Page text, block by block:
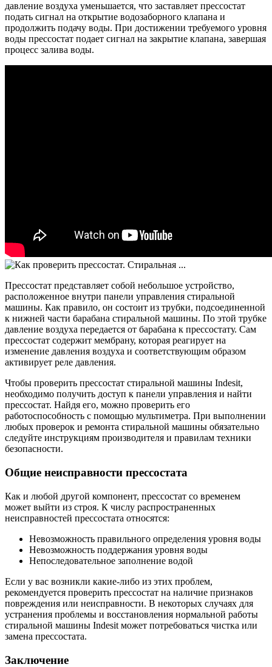
давление воздуха уменьшается, что заставляет прессостат
подать сигнал на открытие водозаборного клапана и
продолжить подачу воды. При достижении требуемого уровня
воды прессостат подает сигнал на закрытие клапана, завершая
процесс залива воды.
Прессостат представляет собой небольшое устройство,
расположенное внутри панели управления стиральной
машины. Как правило, он состоит из трубки, подсоединенной
к нижней части барабана стиральной машины. По этой трубке
давление воздуха передается от барабана к прессостату. Сам
прессостат содержит мембрану, которая реагирует на
изменение давления воздуха и соответствующим образом
активирует реле давления.
Чтобы проверить прессостат стиральной машины Indesit,
необходимо получить доступ к панели управления и найти
прессостат. Найдя его, можно проверить его
работоспособность с помощью мультиметра. При выполнении
любых проверок и ремонта стиральной машины обязательно
следуйте инструкциям производителя и правилам техники
безопасности.
Общие неисправности прессостата
Как и любой другой компонент, прессостат со временем
может выйти из строя. К числу распространенных
неисправностей прессостата относятся:
Невозможность правильного определения уровня воды
Невозможность поддержания уровня воды
Непоследовательное заполнение водой
Если у вас возникли какие-либо из этих проблем,
рекомендуется проверить прессостат на наличие признаков
повреждения или неисправности. В некоторых случаях для
устранения проблемы и восстановления нормальной работы
стиральной машины Indesit может потребоваться чистка или
замена прессостата.
Заключение